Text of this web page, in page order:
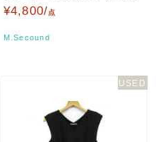
MKCAS-8036…
¥4,800/点
M.Secound